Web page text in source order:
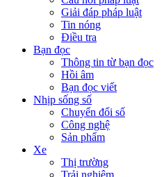
Giải đáp pháp luật
Tin nóng
Điều tra
Bạn đọc
Thông tin từ bạn đọc
Hồi âm
Bạn đọc viết
Nhịp sống số
Chuyển đổi số
Công nghệ
Sản phẩm
Xe
Thị trường
Trải nghiệm